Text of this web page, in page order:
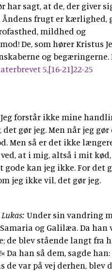
har sagt, at de, der giver
Åndens frugt er kærlighed,
mildhed og
De, som hører Kristus
og begæringerne.
5,[16-21]22-25
Jeg forstår ikke mine
gør jeg. Men når jeg gør
Men så er det ikke
at i mig, altså i mit
kan jeg ikke. For det
jeg ikke vil, det gør jeg.
Under sin vandring
og Galilæa. Da han
de blev stående langt fra
Da han så dem, sagde han:
de var på vej derhen, blev